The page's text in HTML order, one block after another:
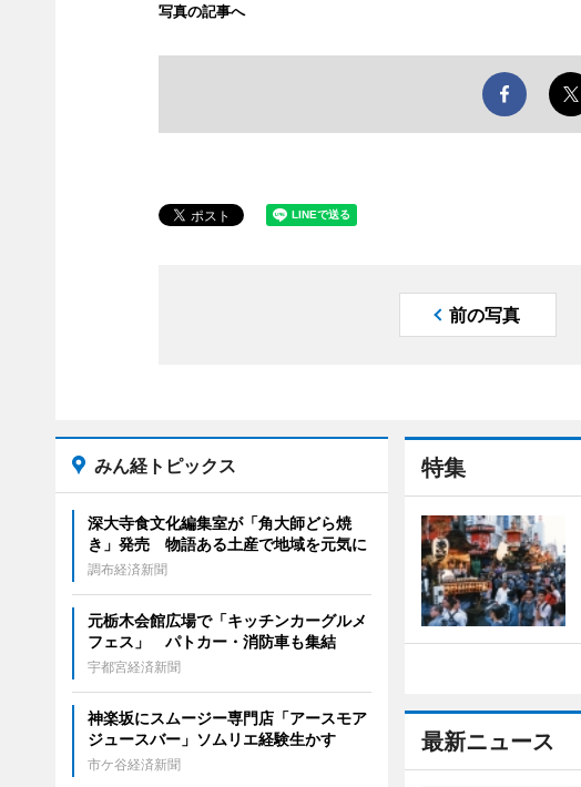
写真の記事へ
前の写真
特集
最新ニュース
みん経トピックス
深大寺食文化編集室が「角大師どら焼
き」発売 物語ある土産で地域を元気に
調布経済新聞
元栃木会館広場で「キッチンカーグルメ
フェス」 パトカー・消防車も集結
宇都宮経済新聞
神楽坂にスムージー専門店「アースモア
ジュースバー」ソムリエ経験生かす
市ケ谷経済新聞